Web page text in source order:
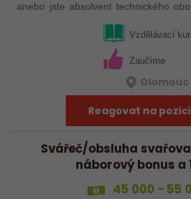
anebo jste absolvent technického
řešení a práce přímo ve…Vzdělávací
Zaučíme
Olomouc
Reagovat na pozici
Svářeč/obsluha
náborový bonus a
45 000 - 55